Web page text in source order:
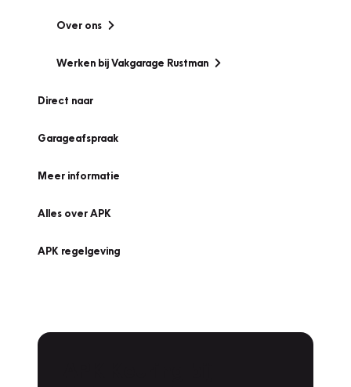
Over ons
Werken bij Vakgarage Rustman
Direct naar
Garageafspraak
Meer informatie
Alles over APK
APK regelgeving